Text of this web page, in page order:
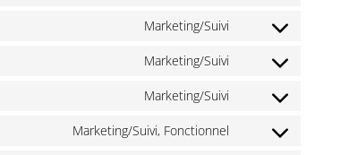
Marketing/Suivi
Marketing/Suivi
Marketing/Suivi
Marketing/Suivi, Fonctionnel